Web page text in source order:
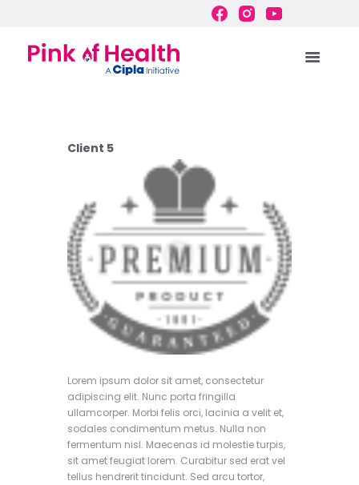
Client 5
Lorem ipsum dolor sit amet, consectetur
adipiscing elit. Nunc porta fringilla
ullamcorper. Morbi felis orci, lacinia a velit et,
sodales condimentum metus. Nulla non
fermentum nisl. Maecenas id molestie turpis,
sit amet feugiat lorem. Curabitur sed erat vel
tellus hendrerit tincidunt. Sed arcu tortor,